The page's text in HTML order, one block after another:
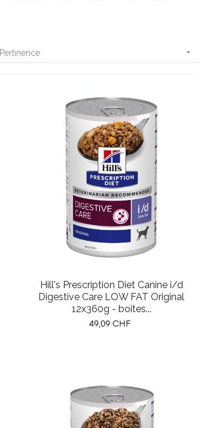
Pertinence 
Hill's Prescription Diet Canine i/d
Digestive Care LOW FAT Original
12x360g - boîtes...
Prix
49,09 CHF